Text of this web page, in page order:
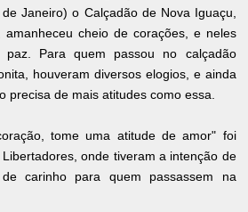
Janeiro) o Calçadão de Nova Iguaçu,
amanheceu cheio de corações, e neles
paz. Para quem passou no calçadão
houveram diversos elogios, e ainda
precisa de mais atitudes como essa.
tome uma atitude de amor" foi
onde tiveram a intenção de
carinho para quem passassem na